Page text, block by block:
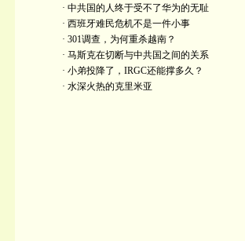
· 中共国的人终于受不了华为的无耻
· 西班牙难民危机不是一件小事
· 301调查，为何重杀越南？
· 马斯克在切断与中共国之间的关系
· 小弟投降了，IRGC还能撑多久？
· 水深火热的克里米亚